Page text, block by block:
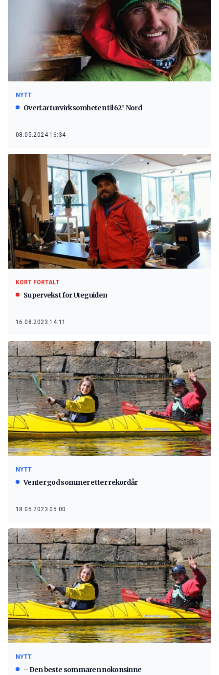
NYTT
Overtar turvirksomheten til 62° Nord
08.05.2024 16:34
KORT FORTALT
Supervekst for Uteguiden
16.08.2023 14:11
NYTT
Venter god sommer etter rekordår
18.05.2023 05:00
NYTT
– Den beste sommaren nokonsinne